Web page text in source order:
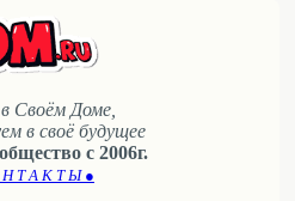
Своём Доме,
в своё будущее
с 2006г.
Т А К Т Ы ●